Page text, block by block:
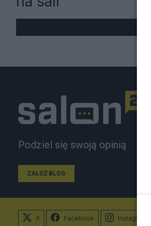
Podziel się swoją opinią
ZAŁÓŻ BLOG
X Facebook Instagram